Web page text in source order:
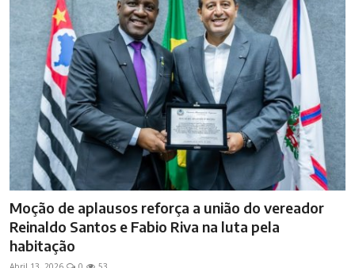
Moção de aplausos reforça a união do vereador
Reinaldo Santos e Fabio Riva na luta pela
habitação